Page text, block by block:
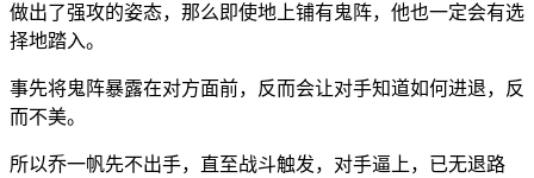
做出了强攻的姿态，那么即使地上铺有鬼阵，他也一定会有选
择地踏入。
事先将鬼阵暴露在对方面前，反而会让对手知道如何进退，反
而不美。
所以乔一帆先不出手，直至战斗触发，对手逼上，已无退路